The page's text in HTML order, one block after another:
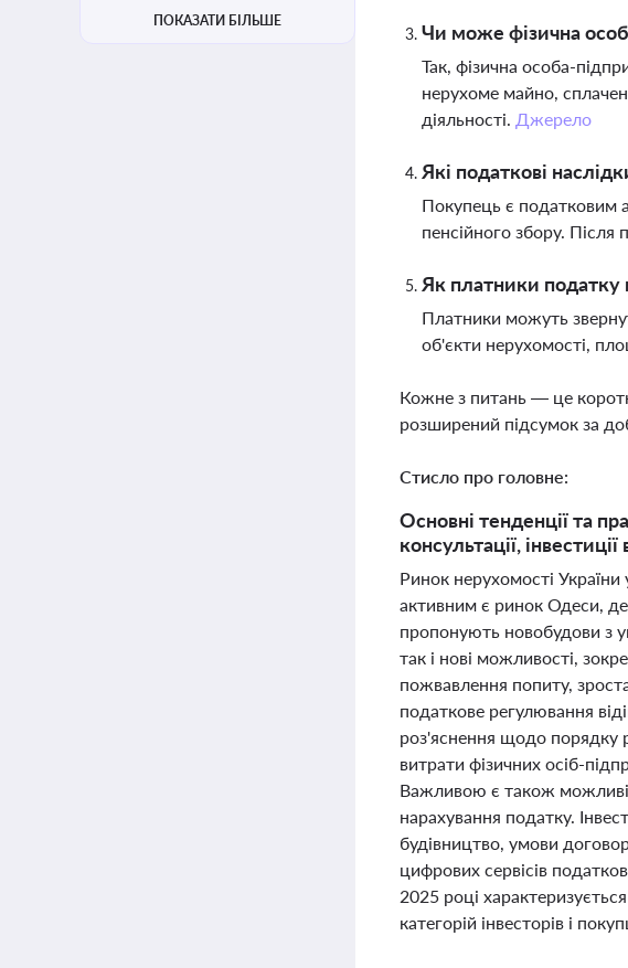
ПОКАЗАТИ БІЛЬШЕ Чи може фізична
Так, фізична особа-
нерухоме майно,
діяльності. Джерело
Які податкові
Покупець є податковим
пенсійного збору.
Як платники податку
Платники можуть
об'єкти нерухомості,
Кожне з питань — це
розширений підсумок за
Стисло про головне:
Основні тенденції та
консультації,
Ринок нерухомості
активним є ринок Одеси, де
пропонують новобудови з
так і нові можливості,
пожвавлення попиту,
податкове регулювання
роз'яснення щодо порядку
витрати фізичних осіб-
Важливою є також
нарахування податку.
будівництво, умови
цифрових сервісів
2025 році
категорій інвесторів і